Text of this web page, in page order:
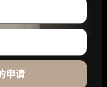
申请